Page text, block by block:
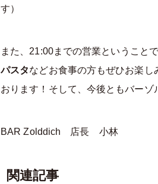
す）
また、21:00までの営業ということ
パスタなどお食事の方もぜひお楽し
おります！そして、今後ともバーゾ
BAR Zolddich 店長 小林
関連記事